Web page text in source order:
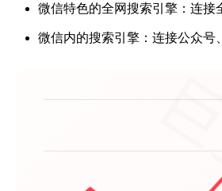
微信特色的全网搜索引擎：连接
微信内的搜索引擎：连接公众号